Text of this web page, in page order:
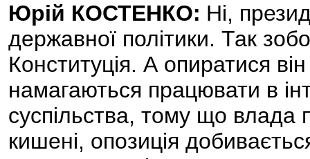
Юрій КОСТЕНКО: Ні,
державної політики. Так
Конституція. А опиратися
намагаються працювати в
суспільства, тому що влада
кишені, опозиція